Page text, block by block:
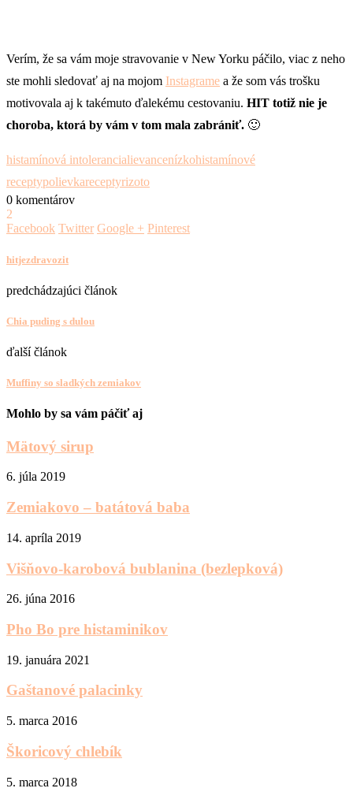
Verím, že sa vám moje stravovanie v New Yorku páčilo, viac z neho
ste mohli sledovať aj na mojom Instagrame a že som vás trošku
motivovala aj k takémuto ďalekému cestovaniu. HIT totiž nie je
choroba, ktorá by vám v tom mala zabrániť. 🙂
histamínová intolerancialievancenízkohistamínové
receptypolievkareceptyrizoto
0 komentárov
2
Facebook Twitter Google + Pinterest
hitjezdravozit
predchádzajúci článok
Chia puding s dulou
ďalší článok
Muffiny so sladkých zemiakov
Mohlo by sa vám páčiť aj
Mätový sirup
6. júla 2019
Zemiakovo – batátová baba
14. apríla 2019
Višňovo-karobová bublanina (bezlepková)
26. júna 2016
Pho Bo pre histaminikov
19. januára 2021
Gaštanové palacinky
5. marca 2016
Škoricový chlebík
5. marca 2018